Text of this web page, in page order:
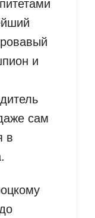
и
сам
в